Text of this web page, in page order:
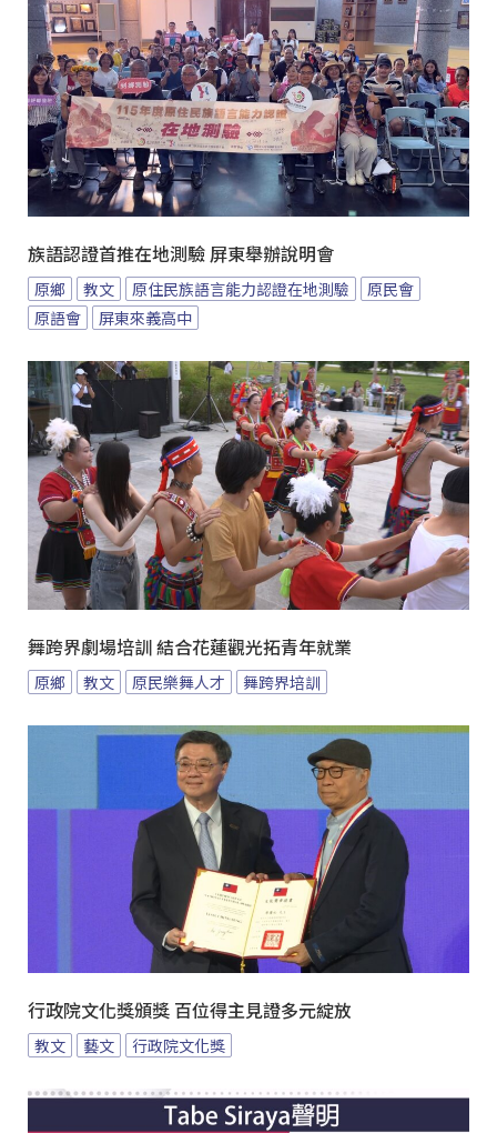
族語認證首推在地測驗 屏東舉辦說明會
原鄉 教文 原住民族語言能力認證在地測驗
原民會
原語會
屏東來義高中
舞跨界劇場培訓 結合花蓮觀光拓青年就業
原鄉 教文 原民樂舞人才 舞跨界培訓
行政院文化獎頒獎 百位得主見證多元綻放
教文 藝文 行政院文化獎